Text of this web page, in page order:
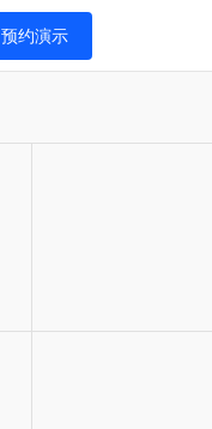
预约演示